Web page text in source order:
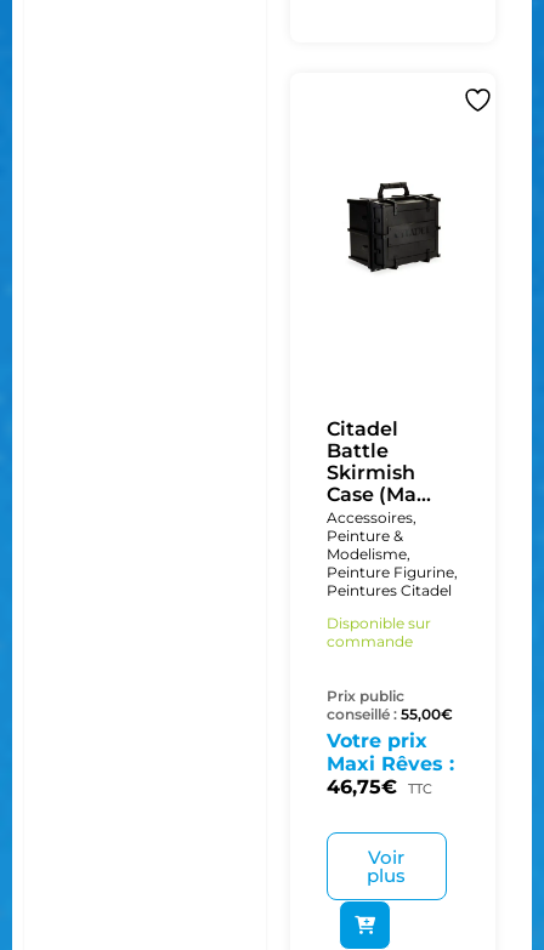
Citadel
Battle
Skirmish
Case (Ma...
Accessoires,
Peinture &
Modelisme,
Peinture Figurine,
Peintures Citadel
Disponible sur
commande
Prix public
conseillé : 55,00€
Votre prix
Maxi Rêves :
46,75€ TTC
Voir
plus